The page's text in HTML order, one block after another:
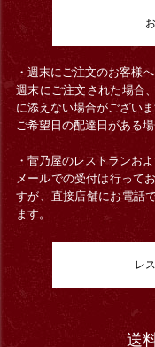
・週末にご注文のお客様へ
週末にご注文された場合
に添えない場合がございま
ご希望日の配達日がある
・菅乃屋のレストランお
メールでの受付は行って
すが、直接店舗にお電話
ます。
レ
送